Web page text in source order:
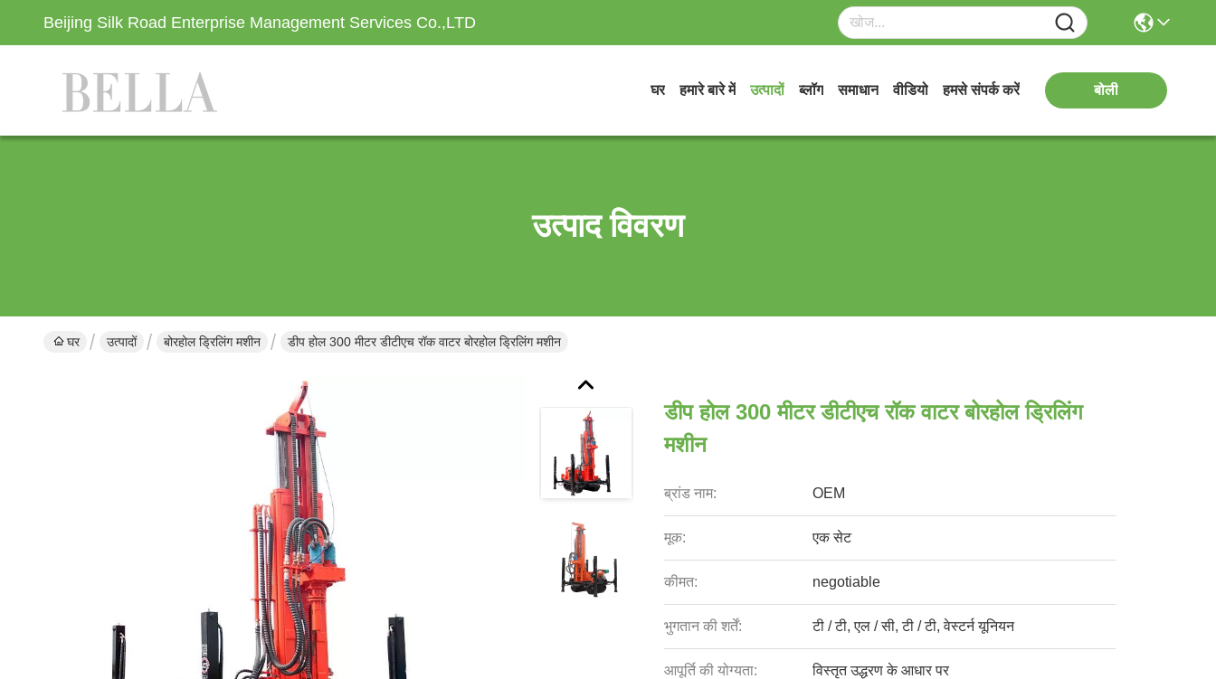
Beijing Silk Road Enterprise Management Services Co.,LTD
घर हमारे बारे में उत्पादों ब्लॉग समाधान वीडियो हमसे संपर्क करें बोली
उत्पाद विवरण
घर उत्पादों बोरहोल ड्रिलिंग मशीन डीप होल 300 मीटर डीटीएच रॉक वाटर बोरहोल ड्रिलिंग मशीन
डीप होल 300 मीटर डीटीएच रॉक वाटर बोरहोल ड्रिलिंग
मशीन
ब्रांड नाम: OEM
मूक: एक सेट
कीमत: negotiable
भुगतान की शर्तें: टी / टी, एल / सी, टी / टी, वेस्टर्न यूनियन
आपूर्ति की योग्यता: विस्तृत उद्धरण के आधार पर